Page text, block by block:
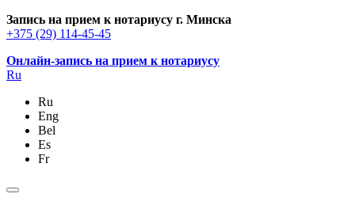
Запись на прием к нотариусу г. Минска
+375 (29) 114-45-45
Онлайн-запись на прием к нотариусу
Ru
Ru
Eng
Bel
Es
Fr